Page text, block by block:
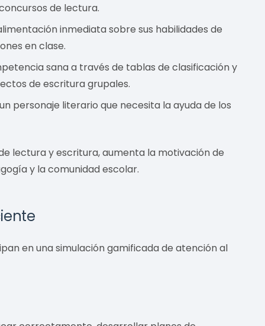
de lectura.
inmediata sobre sus habilidades de
en clase.
sana a través de tablas de clasificación y
de escritura grupales.
personaje literario que necesita la ayuda de los
lectura y escritura, aumenta la motivación de
y la comunidad escolar.
en una simulación gamificada de atención al